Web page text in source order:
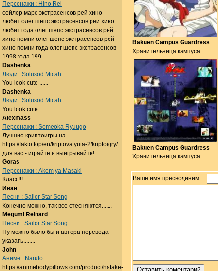
Bakuen Campus Guardress
Хранительница кампуса
Bakuen Campus Guardress
Хранительница кампуса
Ваше имя пресводиним
Персонажи : Hino Rei
сейлор марс экстрасенсов рей хино
любит олег шепс экстрасенсов рей хино
любит года олег шепс экстрасенсов рей
хино помни олег шепс экстрасенсов рей
хино помни года олег шепс экстрасенсов
1998 года 199......
Dashenka
Люди : Solusod Micah
You look cute ......
Dashenka
Люди : Solusod Micah
You look cute ......
Alexmass
Персонажи : Someoka Ryuugo
Лучшие криптоигры на
https://fakto.top/en/kriptovalyuta-2/kriptoigry/
для вас - играйте и выигрывайте!......
Goras
Персонажи : Akemiya Masaki
Класс!!!......
Иван
Песни : Sailor Star Song
Конечно можно, так все стесняются.......
Megumi Reinard
Песни : Sailor Star Song
Ну можно было бы и автора перевода
указать.........
John
Аниме : Naruto
https://animebodypillows.com/product/hatake-